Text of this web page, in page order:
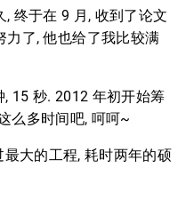
终于在 9 月, 收到了论文
力了, 他也给了我比较满
15 秒. 2012 年初开始筹
么多时间吧, 呵呵~
大的工程, 耗时两年的硕